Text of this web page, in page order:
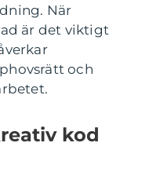
När
är det viktigt
och
kod